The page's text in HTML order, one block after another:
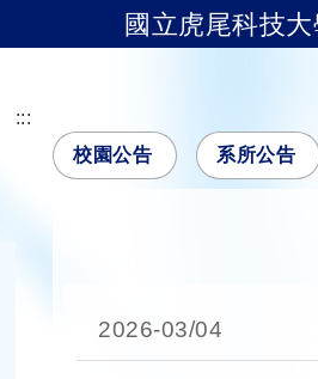
國立虎尾科技
:::
校園公告
系所公告
2026-03/04